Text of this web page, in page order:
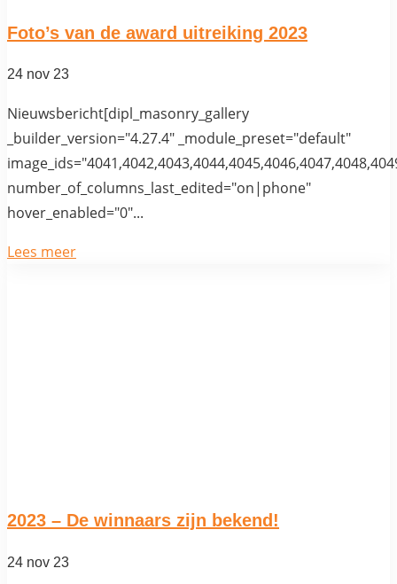
Foto’s van de award uitreiking 2023
24 nov 23
Nieuwsbericht[dipl_masonry_gallery
_builder_version="4.27.4" _module_preset="default"
number_of_columns_last_edited="on|phone"
hover_enabled="0"...
Lees meer
2023 – De winnaars zijn bekend!
24 nov 23